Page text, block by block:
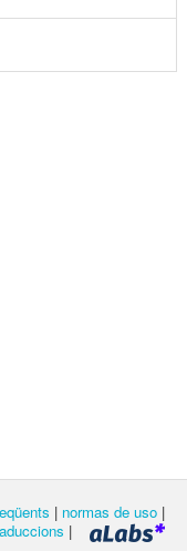
| normas de uso |
|